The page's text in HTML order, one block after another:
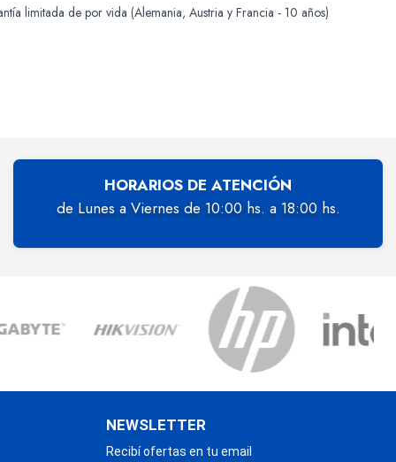
limitada de por vida (Alemania, Austria y Francia - 10 años)
HORARIOS DE ATENCIÓN
de Lunes a Viernes de 10:00 hs. a 18:00 hs.
NEWSLETTER
Recibí ofertas en tu email